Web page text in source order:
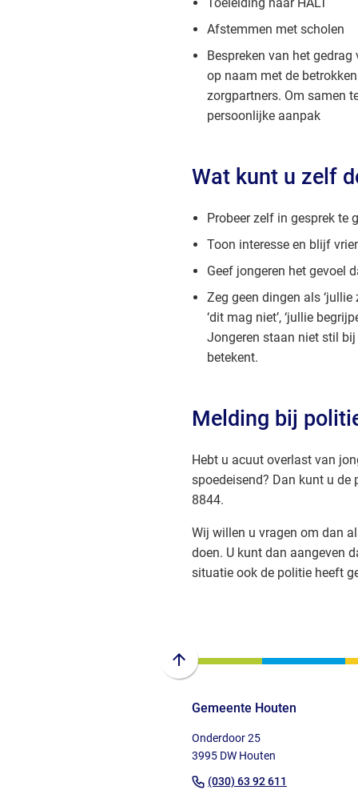
Afstemmen met scholen
Bespreken van het
op naam met de
zorgpartners. Om samen
persoonlijke aanpak
Wat kunt u zelf
Probeer zelf in gesprek te
Toon interesse en blijf
Geef jongeren het gevoel
Zeg geen dingen als ‘jullie
‘dit mag niet’, ‘jullie
Jongeren staan niet stil
betekent.
Melding bij
Hebt u acuut overlast van
spoedeisend? Dan kunt u de
8844.
Wij willen u vragen om dan
doen. U kunt dan aangeven
situatie ook de politie heeft
Scroll
boven
het
van
Gemeente Houten
Onderdoor 25
3995 DW Houten
(030) 63 92 611